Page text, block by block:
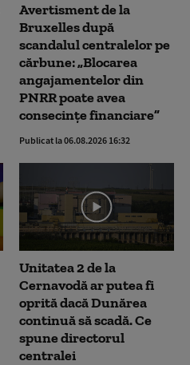
Avertisment de la
Bruxelles după
scandalul centralelor pe
cărbune: „Blocarea
angajamentelor din
PNRR poate avea
consecințe financiare”
Publicat la 06.08.2026 16:32
Unitatea 2 de la
Cernavodă ar putea fi
oprită dacă Dunărea
continuă să scadă. Ce
spune directorul
centralei